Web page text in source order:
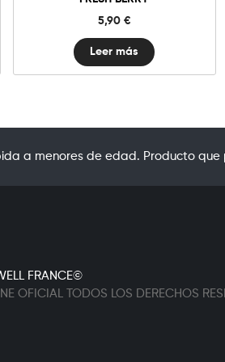
5,90 €
Leer más
a menores de edad. Producto que
FRANCE©
OFICIAL TODOS LOS DERECHOS